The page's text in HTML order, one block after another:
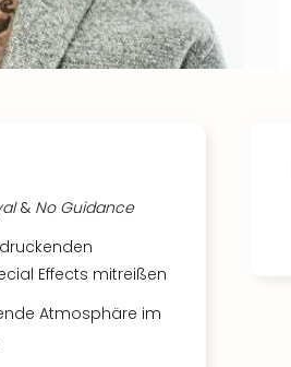
& No Guidance
Effects mitreißen
Atmosphäre im